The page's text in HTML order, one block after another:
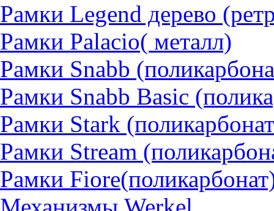
Рамки Legend дерево
Рамки Palacio( металл)
Рамки Snabb
Рамки Snabb Basic
Рамки Stark
Рамки Stream
Рамки